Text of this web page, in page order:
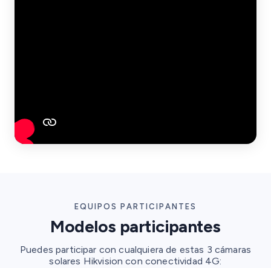
EQUIPOS PARTICIPANTES
Modelos participantes
Puedes participar con cualquiera de estas 3 cámaras
solares Hikvision con conectividad 4G: